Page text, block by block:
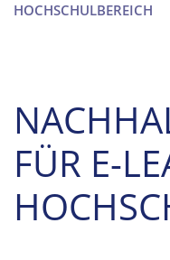
HOCHSCHULBEREICH
FÜR E-